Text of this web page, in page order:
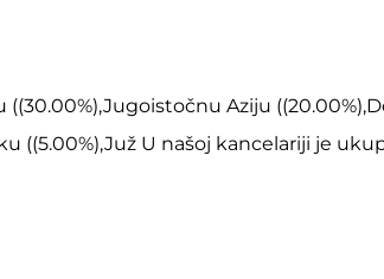
Aziju
((5.00%),Juž U našoj kancelariji je